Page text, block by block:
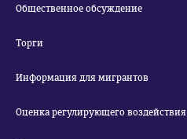
Общественное обсуждение
Торги
Информация для мигрантов
Оценка регулирующего воздействия